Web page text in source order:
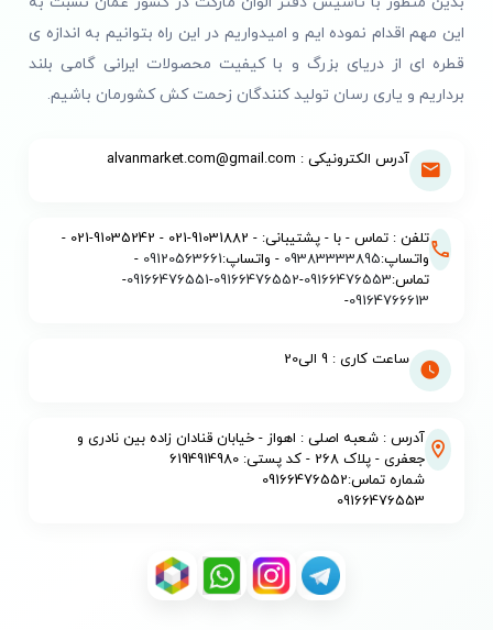
این مهم اقدام نموده ایم و امیدواریم در این راه بتوانیم به اندازه ی
قطره ای از دریای بزرگ و با کیفیت محصولات ایرانی گامی بلند
برداریم و یاری رسان تولید کنندگان زحمت کش کشورمان باشیم.
آدرس الکترونیکی : alvanmarket.com@gmail.com
تلفن : تماس - با - پشتیبانی: - 91031882-021 - 91035242-021 -
واتساپ:09383333895 - واتساپ:09120563661
-
تماس:09166476553
-
09166476552
-
09166476551
-
09164766613
-
ساعت کاری : 9 الی20
آدرس : شعبه اصلی : اهواز - خیابان قنادان زاده بین نادری و
جعفری - پلاک 268 - کد پستی: 6194914980
شماره تماس:09166476552
09166476553